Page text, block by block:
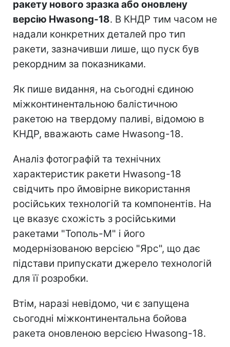
ракету нового зразка або оновлену
версію Hwasong-18. В КНДР тим часом не
надали конкретних деталей про тип
ракети, зазначивши лише, що пуск був
рекордним за показниками.
Як пише видання, на сьогодні єдиною
міжконтинентальною балістичною
ракетою на твердому паливі, відомою в
КНДР, вважають саме Hwasong-18.
Аналіз фотографій та технічних
характеристик ракети Hwasong-18
свідчить про ймовірне використання
російських технологій та компонентів. На
це вказує схожість з російськими
ракетами "Тополь-М" і його
модернізованою версією "Ярс", що дає
підстави припускати джерело технологій
для її розробки.
Втім, наразі невідомо, чи є запущена
сьогодні міжконтинентальна бойова
ракета оновленою версією Hwasong-18.